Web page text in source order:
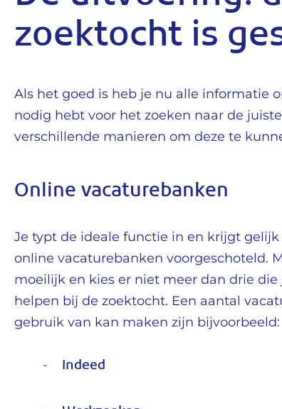
zoektocht is
Als het goed is heb je nu alle informatie
nodig hebt voor het zoeken naar de
verschillende manieren om deze te
Online vacaturebanken
Je typt de ideale functie in en krijgt
online vacaturebanken voorgeschoteld.
moeilijk en kies er niet meer dan drie die
helpen bij de zoektocht. Een aantal
gebruik van kan maken zijn bijvoorbeeld:
- Indeed